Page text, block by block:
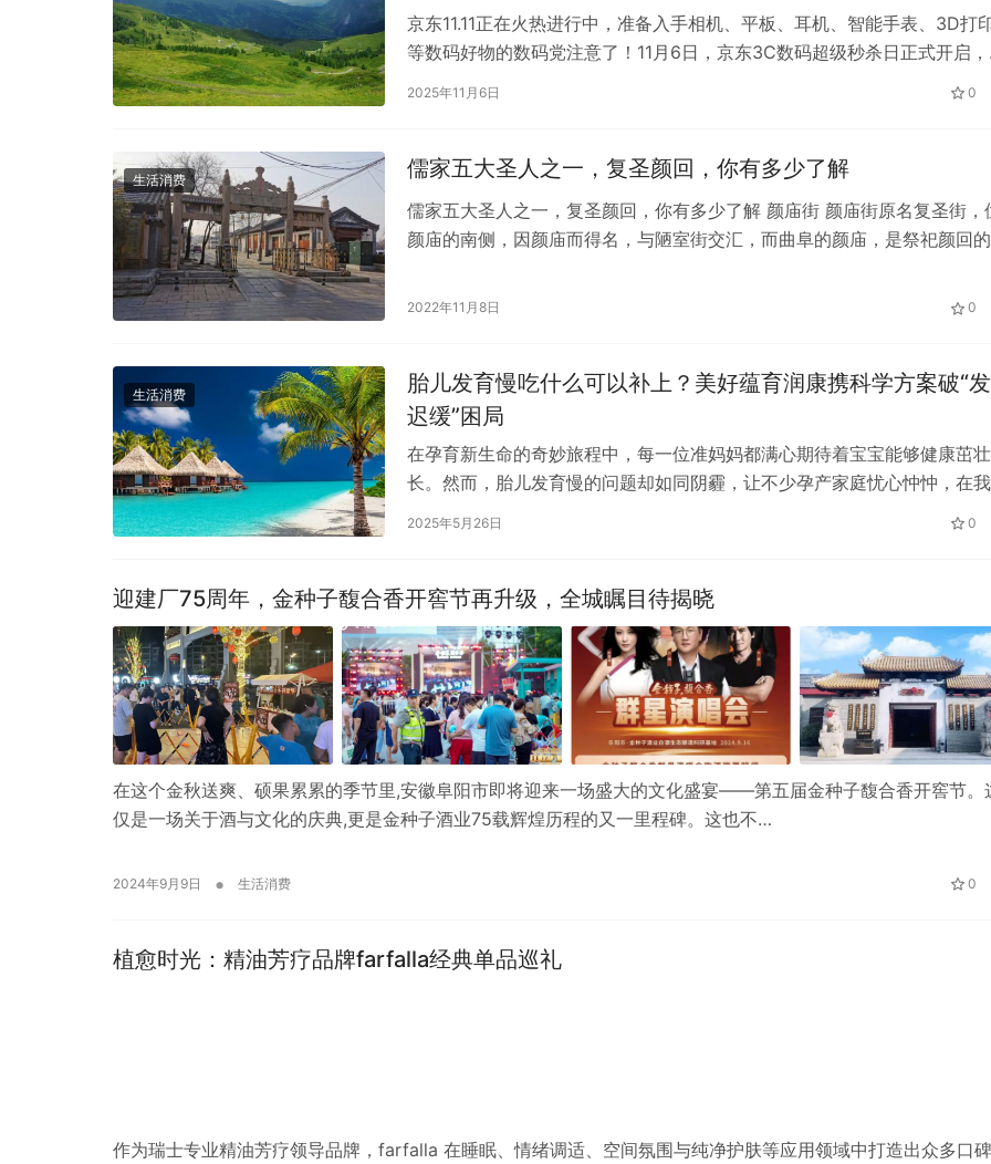
京东11.11正在火热进行中，准备入手相机、平板、耳机、智能手表、3D打
等数码好物的数码党注意了！11月6日，京东3C数码超级秒杀日正式开启，
2025年11月6日 0
生活消费 儒家五大圣人之一，复圣颜回，你有多少了解
儒家五大圣人之一，复圣颜回，你有多少了解 颜庙街 颜庙街原名复圣街，
颜庙的南侧，因颜庙而得名，与陋室街交汇，而曲阜的颜庙，是祭祀颜回的
2022年11月8日 0
生活消费
胎儿发育慢吃什么可以补上？美好蕴育润康携科学方案破“
迟缓”困局
在孕育新生命的奇妙旅程中，每一位准妈妈都满心期待着宝宝能够健康茁
长。然而，胎儿发育慢的问题却如同阴霾，让不少孕产家庭忧心忡忡，在我
生活中，导致胎儿发育慢的原因有很多，首当其冲…
2025年5月26日 0
迎建厂75周年，金种子馥合香开窖节再升级，全城瞩目待揭晓
在这个金秋送爽、硕果累累的季节里,安徽阜阳市即将迎来一场盛大的文化盛宴——第五届金种子馥合香开窖节。
仅是一场关于酒与文化的庆典,更是金种子酒业75载辉煌历程的又一里程碑。这也不…
2024年9月9日 • 生活消费 0
植愈时光：精油芳疗品牌farfalla经典单品巡礼
作为瑞士专业精油芳疗领导品牌，farfalla 在睡眠、情绪调适、空间氛围与纯净护肤等应用领域中打造出众多口